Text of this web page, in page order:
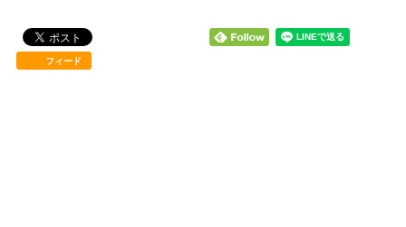
フィード